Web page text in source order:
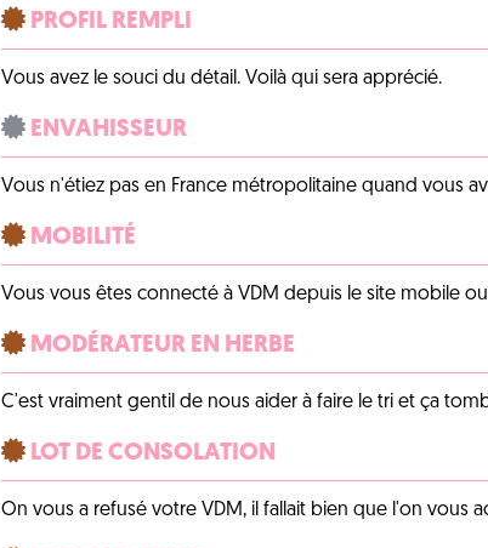
PROFIL REMPLI
Vous avez le souci du détail. Voilà qui sera apprécié.
ENVAHISSEUR
Vous n'étiez pas en France métropolitaine quand vous
MOBILITÉ
Vous vous êtes connecté à VDM depuis le site mobile
MODÉRATEUR EN HERBE
C'est vraiment gentil de nous aider à faire le tri et ça
LOT DE CONSOLATION
On vous a refusé votre VDM, il fallait bien que l'on vous